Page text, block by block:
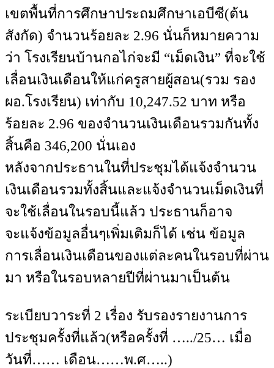
เขตพื้นที่การศึกษาประถมศึกษาเอบีซี(ต้น
สังกัด) จำนวนร้อยละ 2.96 นั่นก็หมายความ
ว่า โรงเรียนบ้านกอไก่จะมี “เม็ดเงิน” ที่จะใช้
เลื่อนเงินเดือนให้แก่ครูสายผู้สอน(รวม รอง
ผอ.โรงเรียน) เท่ากับ 10,247.52 บาท หรือ
ร้อยละ 2.96 ของจำนวนเงินเดือนรวมกันทั้ง
สิ้นคือ 346,200 นั่นเอง
หลังจากประธานในที่ประชุมได้แจ้งจำนวน
เงินเดือนรวมทั้งสิ้นและแจ้งจำนวนเม็ดเงินที่
จะใช้เลื่อนในรอบนี้แล้ว ประธานก็อาจ
จะแจ้งข้อมูลอื่นๆเพิ่มเติมก็ได้ เช่น ข้อมูล
การเลื่อนเงินเดือนของแต่ละคนในรอบที่ผ่าน
มา หรือในรอบหลายปีที่ผ่านมาเป็นต้น
ระเบียบวาระที่ 2 เรื่อง รับรองรายงานการ
ประชุมครั้งที่แล้ว(หรือครั้งที่ …../25… เมื่อ
วันที่…… เดือน……พ.ศ…..)